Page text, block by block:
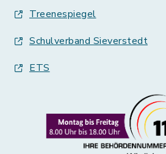
Treenespiegel
Schulverband Sieverstedt
ETS